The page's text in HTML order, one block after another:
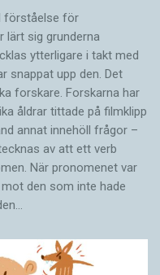
Larsson.
förståelse för
lärt sig grunderna
ytterligare i takt med
snappat upp den. Det
forskare. Forskarna har
åldrar tittade på filmklipp
annat innehöll frågor –
av att ett verb
När pronomenet var
den som inte hade